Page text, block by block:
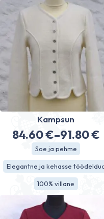
Kampsun
84.60€–91.80€
84.60 €
kuni
91.80 €
Soe ja pehme
Elegantne ja kehasse
100% villane